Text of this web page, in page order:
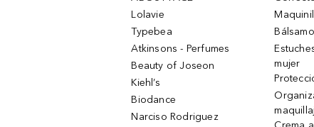
Lolavie
Typebea
Atkinsons - Perfumes
Beauty of Joseon
Kiehl’s
Biodance
Narciso Rodriguez
mujer